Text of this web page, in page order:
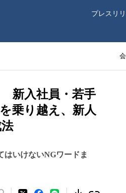
プレスリ
新入社員・若手
乗り越え、新人
はいけないNGワードま